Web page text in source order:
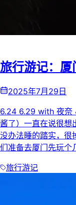
旅行游记：
2025年7月29日
6.24 6.29 with 夜奈
酱了）一直在说很想
没办法睡的踏实，很
们准备去厦门先玩个
旅行游记